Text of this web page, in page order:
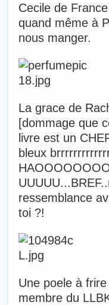
Cecile de
quand même à
nous manger.
La grace de
[dommage que
livre est un
bleux
ressemblance
toi ?!
Une poele à
membre du